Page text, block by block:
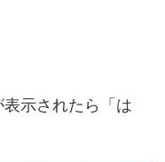
表示されたら「は